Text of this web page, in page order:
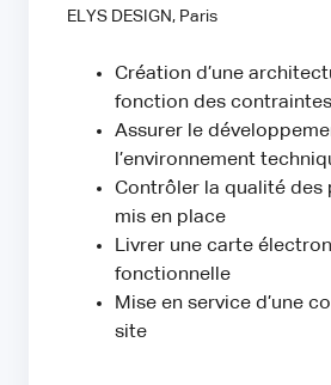
ELYS DESIGN, Paris
Création d’une
fonction des
Assurer le
l’environnement
Contrôler la qualité des
mis en place
Livrer une carte
fonctionnelle
Mise en service d’une
site